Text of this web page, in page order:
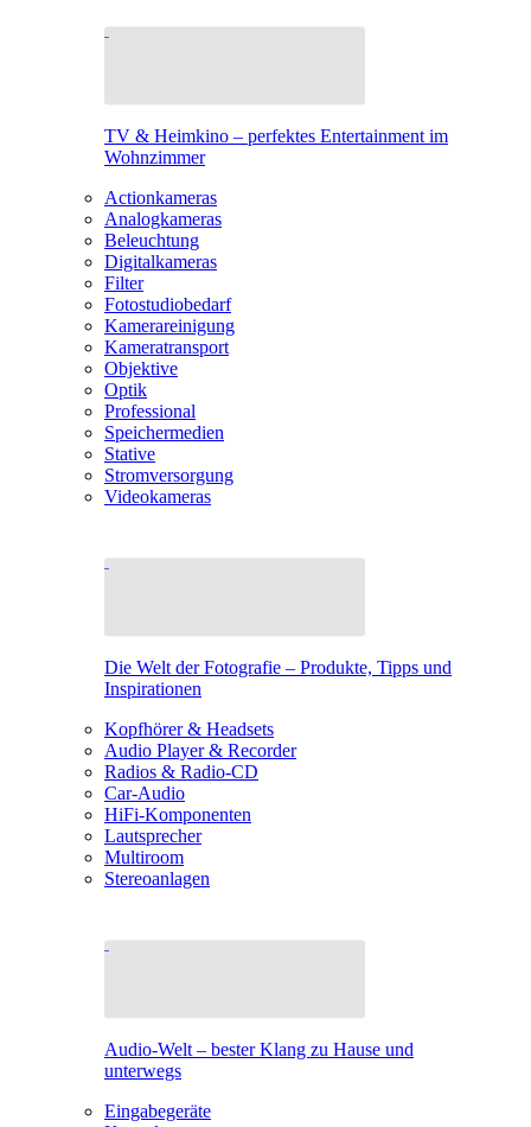
TV & Heimkino – perfektes Entertainment im
Wohnzimmer
Actionkameras
Analogkameras
Beleuchtung
Digitalkameras
Filter
Fotostudiobedarf
Kamerareinigung
Kameratransport
Objektive
Optik
Professional
Speichermedien
Stative
Stromversorgung
Videokameras
Die Welt der Fotografie – Produkte, Tipps und
Inspirationen
Kopfhörer & Headsets
Audio Player & Recorder
Radios & Radio-CD
Car-Audio
HiFi-Komponenten
Lautsprecher
Multiroom
Stereoanlagen
Audio-Welt – bester Klang zu Hause und
unterwegs
Eingabegeräte